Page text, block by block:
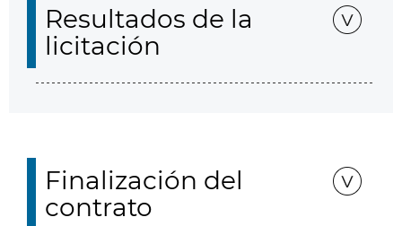
Resultados de la
licitación
Finalización del
contrato